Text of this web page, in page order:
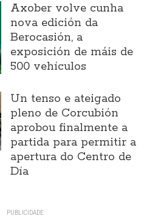
Axober volve cunha
nova edición da
Berocasión, a
exposición de máis de
500 vehículos
Un tenso e ateigado
pleno de Corcubión
aprobou finalmente a
partida para permitir a
apertura do Centro de
Día